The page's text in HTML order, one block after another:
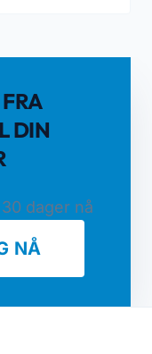
DIN
dager nå
NÅ